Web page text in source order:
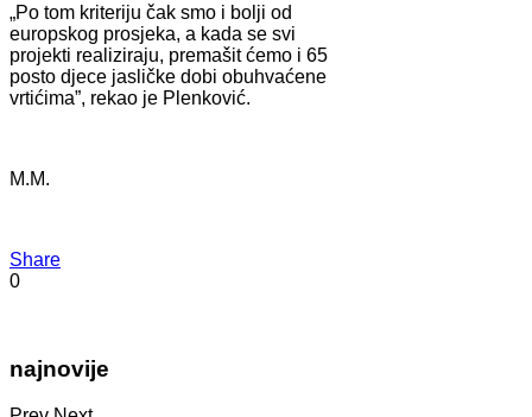
„Po tom kriteriju čak smo i bolji od
europskog prosjeka, a kada se svi
projekti realiziraju, premašit ćemo i 65
posto djece jasličke dobi obuhvaćene
vrtićima”, rekao je Plenković.
M.M.
Share
0
najnovije